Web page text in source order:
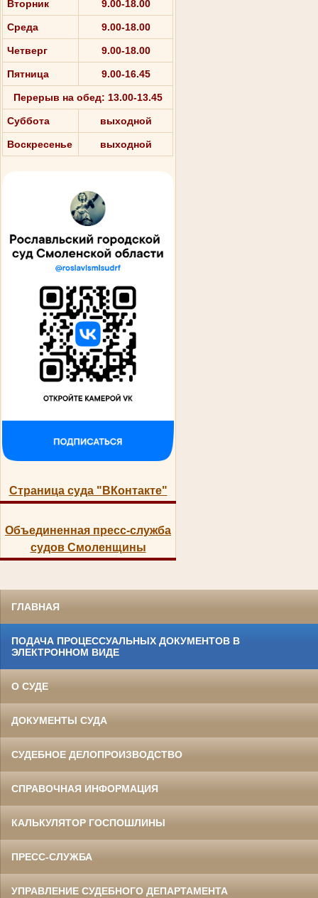
Вторник 9.00-18.00
Среда 9.00-18.00
Четверг 9.00-18.00
Пятница 9.00-16.45
Перерыв на обед: 13.00-13.45
Суббота выходной
Воскресенье выходной
Страница суда "ВКонтакте"
Объединенная пресс-служба
судов Смоленщины
ГЛАВНАЯ
ПОДАЧА ПРОЦЕССУАЛЬНЫХ ДОКУМЕНТОВ В
ЭЛЕКТРОННОМ ВИДЕ
О СУДЕ
ДОКУМЕНТЫ СУДА
СУДЕБНОЕ ДЕЛОПРОИЗВОДСТВО
СПРАВОЧНАЯ ИНФОРМАЦИЯ
КАЛЬКУЛЯТОР ГОСПОШЛИНЫ
ПРЕСС-СЛУЖБА
УПРАВЛЕНИЕ СУДЕБНОГО ДЕПАРТАМЕНТА